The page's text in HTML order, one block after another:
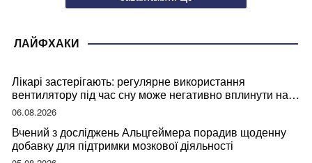
ЛАЙФХАКИ
Лікарі застерігають: регулярне використання
вентилятору під час сну може негативно вплинути на
ваше здоров’я
06.08.2026
Вчений з досліджень Альцгеймера порадив щоденну
добавку для підтримки мозкової діяльності